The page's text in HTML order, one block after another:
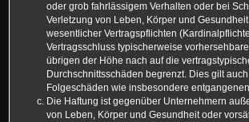
oder grob fahrlässigem Verhalten oder bei
Verletzung von Leben, Körper und
wesentlicher Vertragspflichten
Vertragsschluss typischerweise
übrigen der Höhe nach auf die
Durchschnittsschäden begrenzt. Dies gilt
Folgeschäden wie insbesondere
Die Haftung ist gegenüber Unternehmern
von Leben, Körper und Gesundheit oder